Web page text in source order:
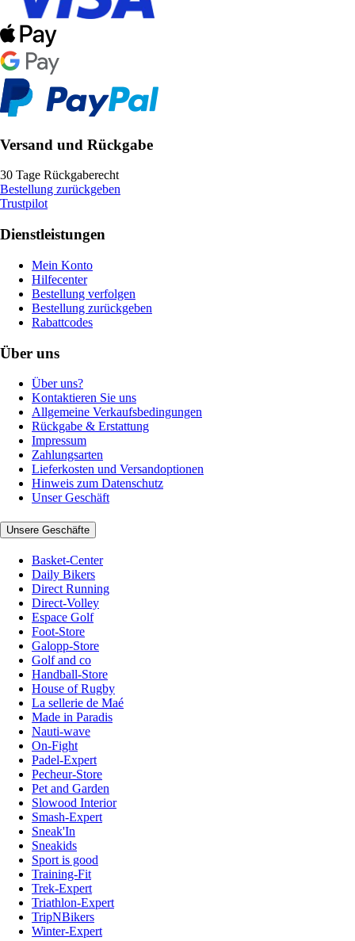
Versand und Rückgabe
30 Tage Rückgaberecht
Bestellung zurückgeben
Trustpilot
Dienstleistungen
Mein Konto
Hilfecenter
Bestellung verfolgen
Bestellung zurückgeben
Rabattcodes
Über uns
Über uns?
Kontaktieren Sie uns
Allgemeine Verkaufsbedingungen
Rückgabe & Erstattung
Impressum
Zahlungsarten
Lieferkosten und Versandoptionen
Hinweis zum Datenschutz
Unser Geschäft
Unsere Geschäfte
Basket-Center
Daily Bikers
Direct Running
Direct-Volley
Espace Golf
Foot-Store
Galopp-Store
Golf and co
Handball-Store
House of Rugby
La sellerie de Maé
Made in Paradis
Nauti-wave
On-Fight
Padel-Expert
Pecheur-Store
Pet and Garden
Slowood Interior
Smash-Expert
Sneak'In
Sneakids
Sport is good
Training-Fit
Trek-Expert
Triathlon-Expert
TripNBikers
Winter-Expert